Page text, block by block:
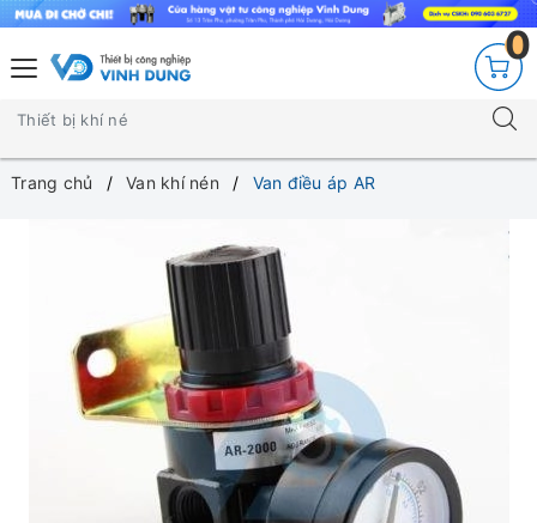
0
Trang chủ Van khí nén Van điều áp AR